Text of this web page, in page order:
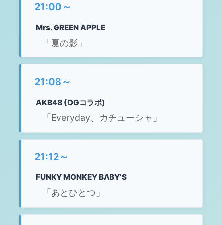
21:00～
Mrs. GREEN APPLE
「夏の影」
21:08～
AKB48 (OGコラボ)
「Everyday、カチューシャ」
21:12～
FUNKY MONKEY BΛBY’S
「あとひとつ」